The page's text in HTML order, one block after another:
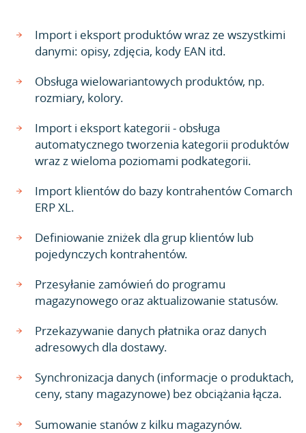
Import i eksport produktów wraz ze wszystkimi
danymi: opisy, zdjęcia, kody EAN itd.
Obsługa wielowariantowych produktów, np.
rozmiary, kolory.
Import i eksport kategorii - obsługa
automatycznego tworzenia kategorii produktów
wraz z wieloma poziomami podkategorii.
Import klientów do bazy kontrahentów Comarch
ERP XL.
Definiowanie zniżek dla grup klientów lub
pojedynczych kontrahentów.
Przesyłanie zamówień do programu
magazynowego oraz aktualizowanie statusów.
Przekazywanie danych płatnika oraz danych
adresowych dla dostawy.
Synchronizacja danych (informacje o produktach,
ceny, stany magazynowe) bez obciążania łącza.
Sumowanie stanów z kilku magazynów.